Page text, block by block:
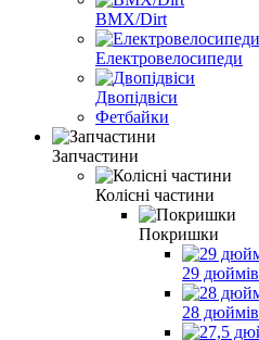
BMX/Dirt
Електровелосипеди
Двопідвіси
Фетбайки
Запчастини
Колісні частини
Покришки
29 дюймів
28 дюймів